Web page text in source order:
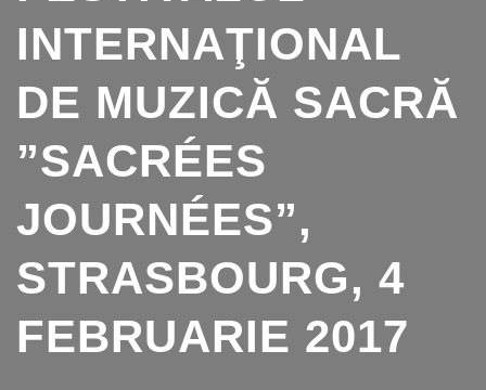
INTERNAŢIONAL
DE MUZICĂ SACRĂ
”SACRÉES
JOURNÉES”,
STRASBOURG, 4
FEBRUARIE 2017